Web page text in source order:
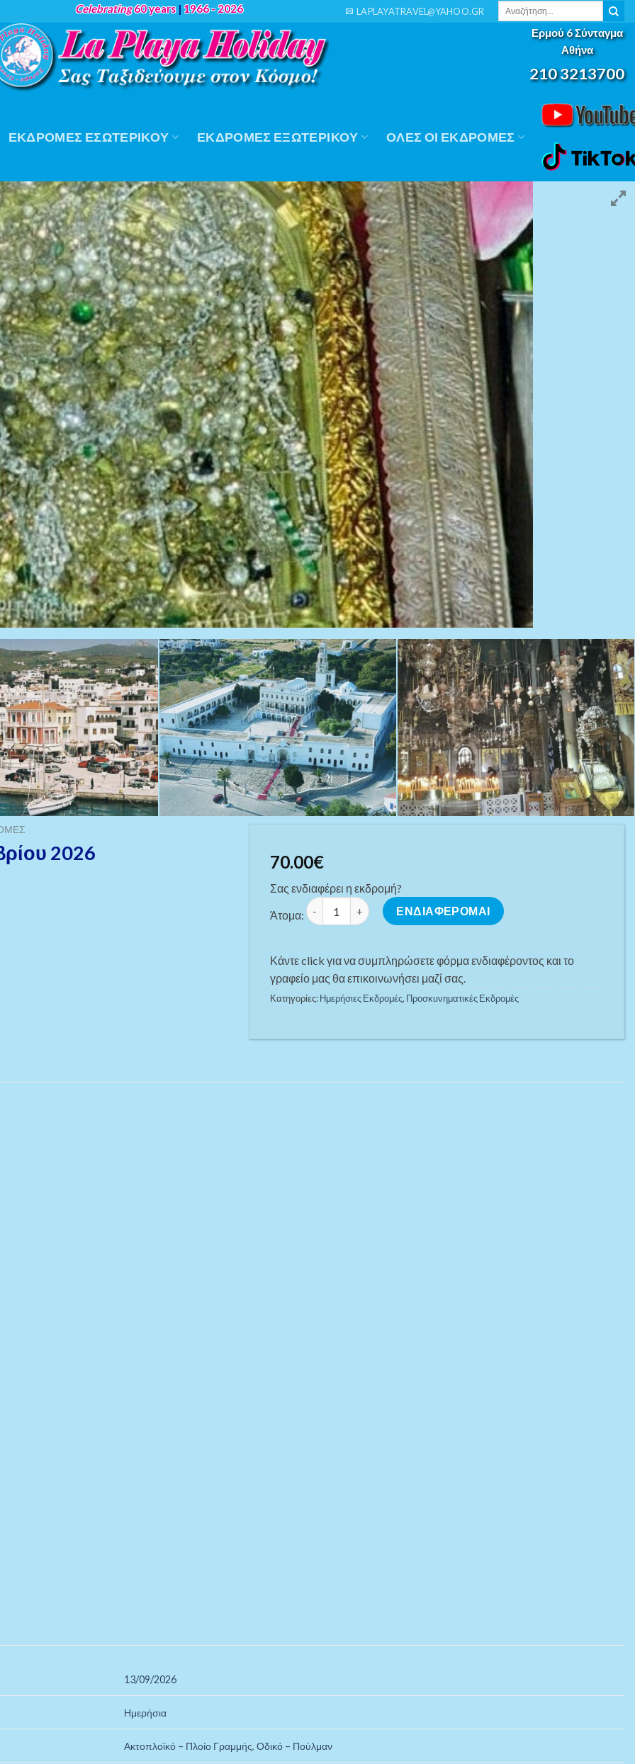
Celebrating60 years | 1966 - 2026 LAPLAYATRAVEL@YAHOO.GR
Αναζήτηση
Ερμού 6 Σύνταγμα
Αθήνα
210 3213700
ΕΚΔΡΟΜΈΣ ΕΣΩΤΕΡΙΚΟΎ ΕΚΔΡΟΜΈΣ ΕΞΩΤΕΡΙΚΟΎ ΟΛΕΣ ΟΙ ΕΚΔΡΟΜΕΣ
2026 70.00€
Σας ενδιαφέρει η εκδρομή?
Άτομα:
ΜΕΓΑΛΟΧΑΡΗ ΤΗΝΟY, 13 Σεπτεμβρίου 2026 ποσότητα
ΕΝΔΙΑΦΕΡΟΜΑΙ
Κάντε click για να συμπληρώσετε φόρμα ενδιαφέροντος και το
γραφείο μας θα επικοινωνήσει μαζί σας.
Κατηγορίες:Ημερήσιες Εκδρομές, Προσκυνηματικές Εκδρομές
13/09/2026
Ημερήσια
Ακτοπλοϊκό – Πλοίο Γραμμής,Οδικό – Πούλμαν